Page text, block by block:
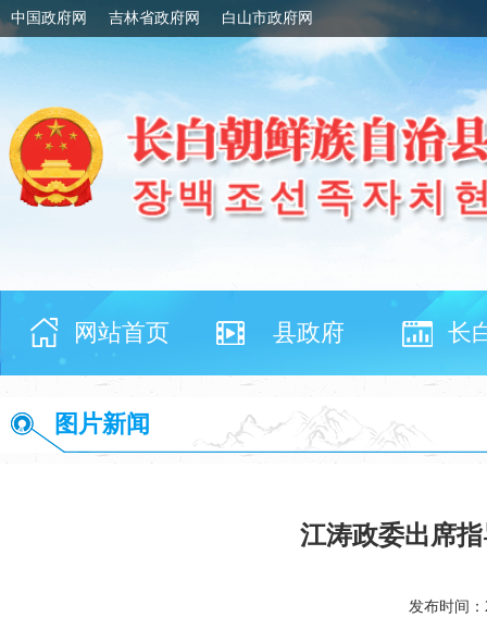
中国政府网 吉林省政府网 白山市政府网
网站首页 县政府 长
图片新闻
江涛政委出席
发布时间：